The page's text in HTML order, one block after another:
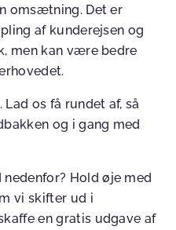
omsætning. Det er
af kunderejsen og
men kan være bedre
Lad os få rundet af, så
og i gang med
Hold øje med
vi skifter ud i
en gratis udgave af